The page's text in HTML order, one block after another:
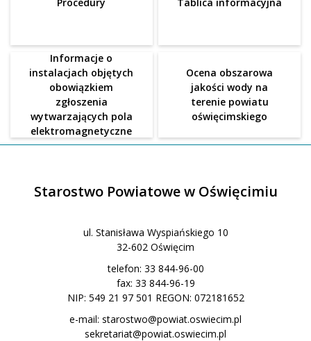
Informacje o
instalacjach objętych
obowiązkiem
zgłoszenia
wytwarzających pola
elektromagnetyczne
Ocena obszarowa
jakości wody na
terenie powiatu
oświęcimskiego
Starostwo Powiatowe w Oświęcimiu
ul. Stanisława Wyspiańskiego 10
32-602 Oświęcim
telefon: 33 844-96-00
fax: 33 844-96-19
NIP: 549 21 97 501 REGON: 072181652
e-mail: starostwo@powiat.oswiecim.pl
sekretariat@powiat.oswiecim.pl